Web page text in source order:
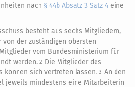
nach § 44b Absatz 3 Satz 4 eine
besteht aus sechs Mitgliedern,
der zuständigen obersten
vom Bundesministerium für
werden. 2 Die Mitglieder des
können sich vertreten lassen. 3 An den
jeweils mindestens eine Mitarbeiterin